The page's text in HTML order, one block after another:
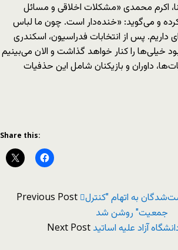
اکرم محمدی «مشکلات اخلاقی و مسائل
و می‌گوید: «خنده‌دار است. چون ما لباس
پس از انتخابات فدراسیون، اسکندری
خیلی‌ها را کنار خواهد گذاشت و الان می‌بینیم
داوران و بازیکنان شامل این حذفیات
Share this:
Previous Post به اتهام "کنترل
جمعیت" روشن شد
Next Post آزاد علیه اساتید